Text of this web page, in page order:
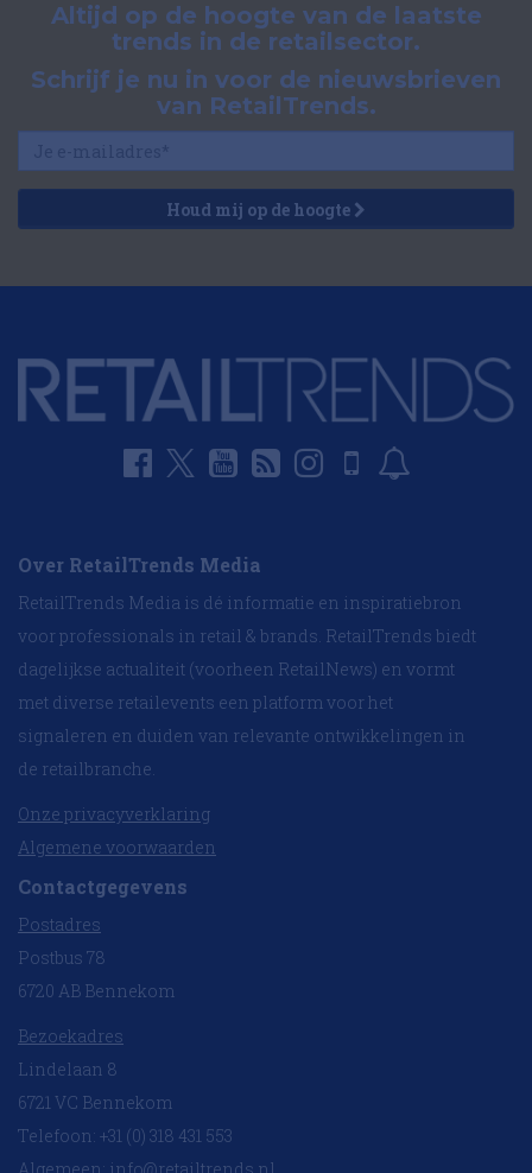
Altijd op de hoogte van de laatste
trends in de retailsector.
Schrijf je nu in voor de nieuwsbrieven
van RetailTrends.
Houd mij op de hoogte
Over RetailTrends Media
RetailTrends Media is dé informatie en inspiratiebron
voor professionals in retail & brands. RetailTrends biedt
dagelijkse actualiteit (voorheen RetailNews) en vormt
met diverse retailevents een platform voor het
signaleren en duiden van relevante ontwikkelingen in
de retailbranche.
Onze privacyverklaring
Algemene voorwaarden
Contactgegevens
Postadres
Postbus 78
6720 AB Bennekom
Bezoekadres
Lindelaan 8
6721 VC Bennekom
Telefoon: +31 (0) 318 431 553